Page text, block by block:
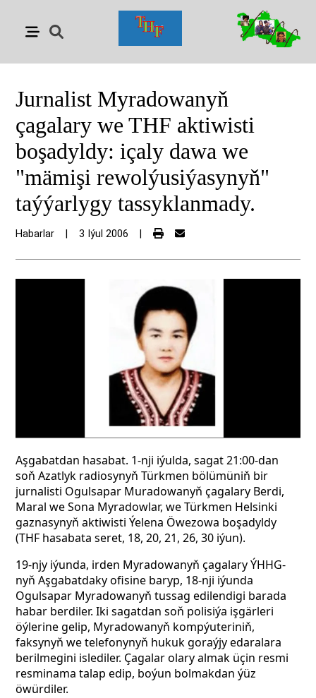
Jurnalist Myradowanyň
çagalary we THF aktiwisti
boşadyldy: içaly dawa we
"mämişi rewolýusiýasynyň"
taýýarlygy tassyklanmady.
Habarlar 3 Iýul 2006
Aşgabatdan hasabat. 1-nji iýulda, sagat 21:00-dan
soň Azatlyk radiosynyň Türkmen bölümüniň bir
jurnalisti Ogulsapar Muradowanyň çagalary Berdi,
Maral we Sona Myradowlar, we Türkmen Helsinki
gaznasynyň aktiwisti Ýelena Öwezowa boşadyldy
(THF hasabataseret, 18, 20, 21, 26, 30 iýun).
19-njy iýunda, irden Myradowanyň çagalary ÝHHG-
nyň Aşgabatdaky ofisine baryp, 18-nji iýunda
Ogulsapar Myradowanyň tussag edilendigi barada
habar berdiler. Iki sagatdan soň polisiýa işgärleri
öýlerine gelip, Myradowanyň kompýuteriniň,
faksynyň we telefonynyň hukuk goraýjy edaralara
berilmegini islediler. Çagalar olary almak üçin resmi
resminama talap edip, boýun bolmakdan ýüz
öwürdiler.